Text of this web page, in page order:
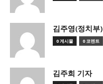
김주영(정치부)
0 게시물 0 코멘트
김주희 기자